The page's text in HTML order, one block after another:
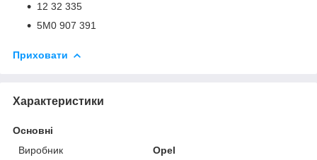
12 32 335
5M0 907 391
Приховати
Характеристики
Основні
Виробник
Opel